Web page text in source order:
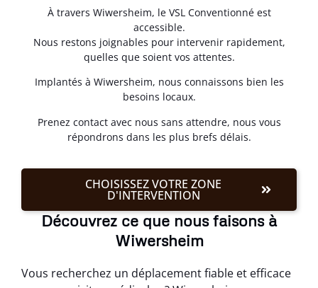
À travers Wiwersheim, le VSL Conventionné est
accessible.
Nous restons joignables pour intervenir rapidement,
quelles que soient vos attentes.
Implantés à Wiwersheim, nous connaissons bien les
besoins locaux.
Prenez contact avec nous sans attendre, nous vous
répondrons dans les plus brefs délais.
CHOISISSEZ VOTRE ZONE
D'INTERVENTION
Découvrez ce que nous faisons à
Wiwersheim
Vous recherchez un déplacement fiable et efficace